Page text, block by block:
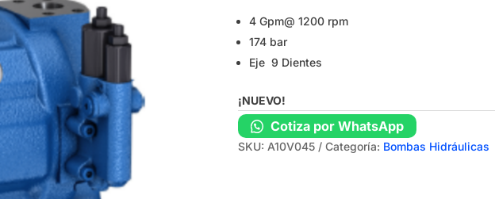
4 Gpm@ 1200 rpm
174 bar
Eje 9 Dientes
¡NUEVO!
Cotiza por WhatsApp
SKU: A10V045 Categoría: Bombas Hidráulicas